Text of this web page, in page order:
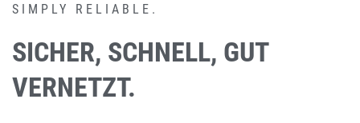
SIMPLY RELIABLE.
SICHER, SCHNELL, GUT
VERNETZT.